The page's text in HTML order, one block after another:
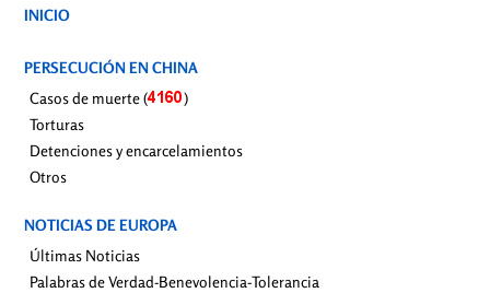
INICIO
PERSECUCIÓN EN CHINA
Casos de muerte (
)
Torturas
Detenciones y encarcelamientos
Otros
NOTICIAS DE EUROPA
Últimas Noticias
Palabras de Verdad-Benevolencia-Tolerancia